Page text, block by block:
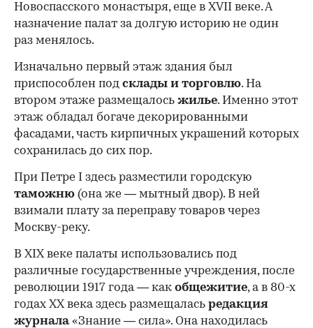
Новоспасского монастыря, еще в XVII веке. А
назначение палат за долгую историю не один
раз менялось.
Изначально первый этаж здания был
приспособлен под склады и торговлю. На
втором этаже размещалось жилье. Именно этот
этаж обладал богаче декорированными
фасадами, часть кирпичных украшений которых
сохранилась до сих пор.
При Петре I здесь разместили городскую
таможню (она же — мытный двор). В ней
взимали плату за переправу товаров через
Москву-реку.
В XIX веке палаты использовались под
различные государственные учреждения, после
революции 1917 года — как общежитие, а в 80-х
годах XX века здесь размещалась редакция
журнала«Знание — сила». Она находилась